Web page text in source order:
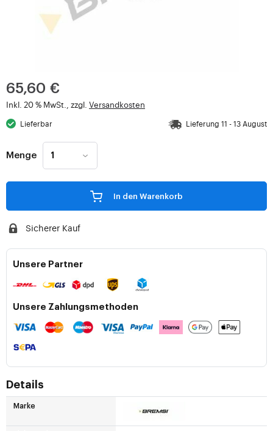
65,60 €
Inkl. 20 % MwSt., zzgl. Versandkosten
Lieferbar Lieferung 11 - 13 August
Menge
In den Warenkorb
Sicherer Kauf
Unsere Partner
Unsere Zahlungsmethoden
Details
Marke